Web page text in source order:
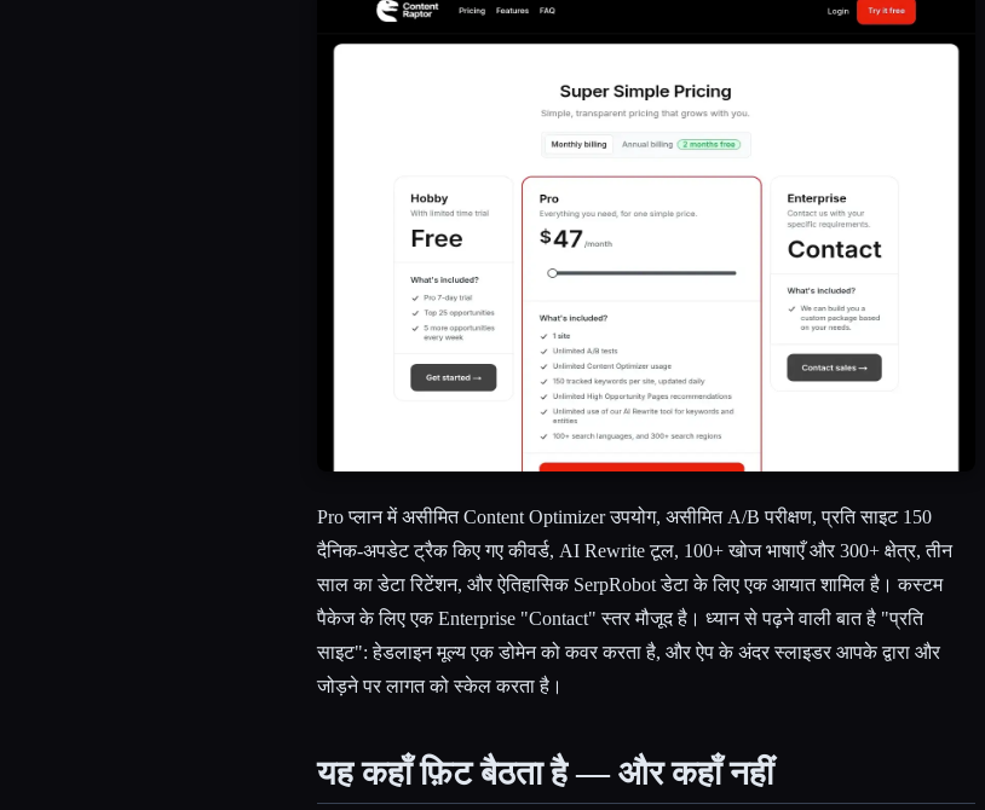
Pro प्लान में असीमित Content Optimizer उपयोग, असीमित A/B परीक्षण, प्रति साइट 150
दैनिक-अपडेट ट्रैक किए गए कीवर्ड, AI Rewrite टूल, 100+ खोज भाषाएँ और 300+ क्षेत्र, तीन
साल का डेटा रिटेंशन, और ऐतिहासिक SerpRobot डेटा के लिए एक आयात शामिल है। कस्टम
पैकेज के लिए एक Enterprise "Contact" स्तर मौजूद है। ध्यान से पढ़ने वाली बात है "प्रति
साइट": हेडलाइन मूल्य एक डोमेन को कवर करता है, और ऐप के अंदर स्लाइडर आपके द्वारा और
जोड़ने पर लागत को स्केल करता है।
यह कहाँ फ़िट बैठता है — और कहाँ नहीं